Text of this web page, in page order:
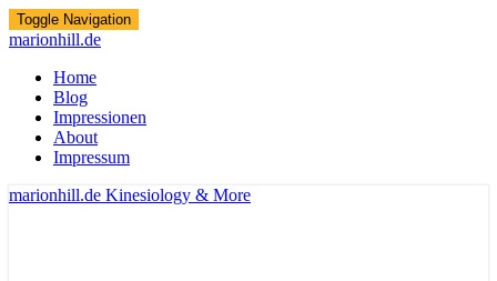
Toggle Navigation
marionhill.de
Home
Blog
Impressionen
About
Impressum
marionhill.de Kinesiology & More